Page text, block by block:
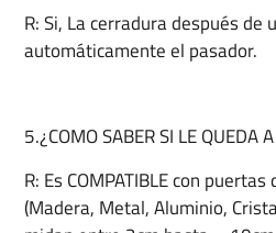
R: Si, La cerradura después de
automáticamente el pasador.
5.¿COMO SABER SI LE QUEDA
R: Es COMPATIBLE con
(Madera, Metal, Aluminio,